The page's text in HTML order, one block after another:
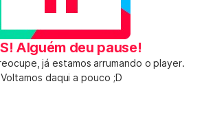
Alguém deu pause!
já estamos arrumando o player.
Voltamos daqui a pouco ;D